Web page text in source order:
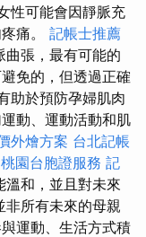
性可能會因靜脈充
痛。 記帳士推薦
曲張，最有可能的
免的，但透過正確
助於預防孕婦肌肉
動、運動活動和肌
外燴方案 台北記帳
桃園台胞證服務 記
溫和，並且對未來
非所有未來的母親
運動、生活方式積